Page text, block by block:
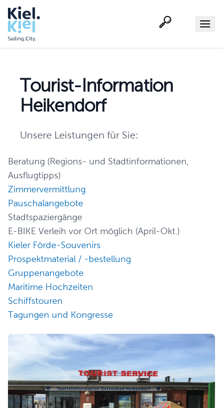
Tourist-Information
Heikendorf
Unsere Leistungen für Sie:
Beratung (Regions- und Stadtinformationen,
Ausflugtipps)
Zimmervermittlung
Pauschalangebote
Stadtspaziergänge
E-BIKE Verleih vor Ort möglich (April-Okt.)
Kieler Förde-Souvenirs
Prospektmaterial / -bestellung
Gruppenangebote
Maritime Hochzeiten
Schiffstouren
Tagungen und Kongresse